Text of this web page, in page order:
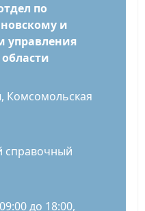
по
и
управления
Комсомольская
справочный
до 18:00,